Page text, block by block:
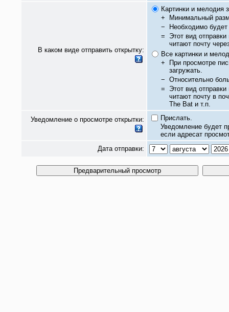
В каком виде отправить открытку:
Картинки и мелодия
+
Минимальный
−
Необходимо будет
= Этот вид
читают почту
Все картинки и
+
При просмотре
загружать.
− Относительно
= Этот вид
читают почту в
The Bat и т.п.
Уведомление о просмотре открытки:
Прислать.
Уведомление будет
если адресат
Дата отправки: